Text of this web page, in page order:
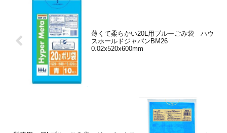
薄くて柔らかい20L用ブルーごみ袋 ハウ
スホールドジャパンBM26
0.02x520x600mm